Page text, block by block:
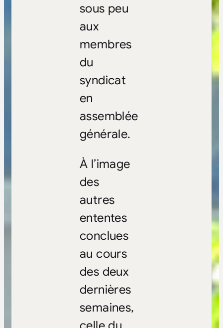
sous peu
aux
membres
du
syndicat
en
assemblée
générale.
À l’image
des
autres
ententes
conclues
au cours
des deux
dernières
semaines,